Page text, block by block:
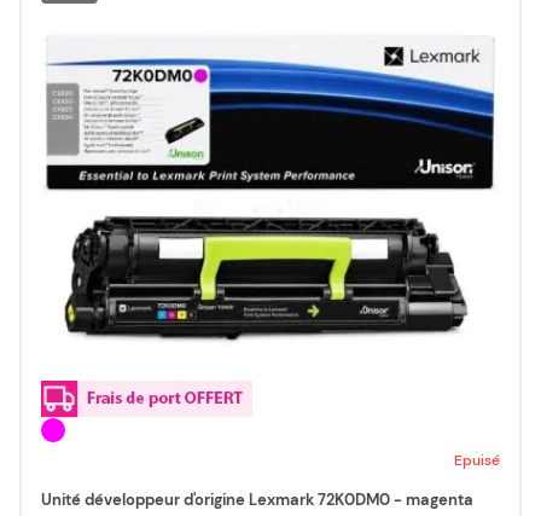
Epuisé
Unité développeur d'origine Lexmark 72K0DM0 - magenta